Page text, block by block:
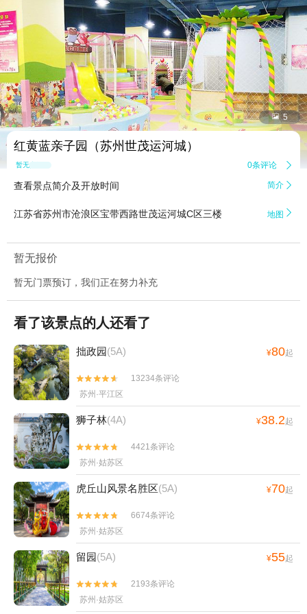
 5
红黄蓝亲子园（苏州世茂运河城）
暂无点评 0条评论 
查看景点简介及开放时间 简介 
江苏省苏州市沧浪区宝带西路世茂运河城C区三楼 地图 
暂无报价
暂无门票预订，我们正在努力补充
看了该景点的人还看了
拙政园(5A) ¥80起


13234条评论
苏州·平江区
狮子林(4A) ¥38.2起


4421条评论
苏州·姑苏区
虎丘山风景名胜区(5A) ¥70起


6674条评论
苏州·姑苏区
留园(5A) ¥55起


2193条评论
苏州·姑苏区
